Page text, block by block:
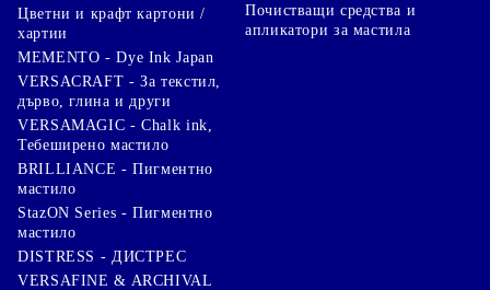
Цветни и крафт картони /
хартии
Почистващи средства и
апликатори за мастила
MEMENTO - Dye Ink Japan
VERSACRAFT - За текстил,
дърво, глина и други
VERSAMAGIC - Chalk ink,
Тебеширено мастило
BRILLIANCE - Пигментно
мастило
StazON Series - Пигментно
мастило
DISTRESS - ДИСТРЕС
VERSAFINE & ARCHIVAL